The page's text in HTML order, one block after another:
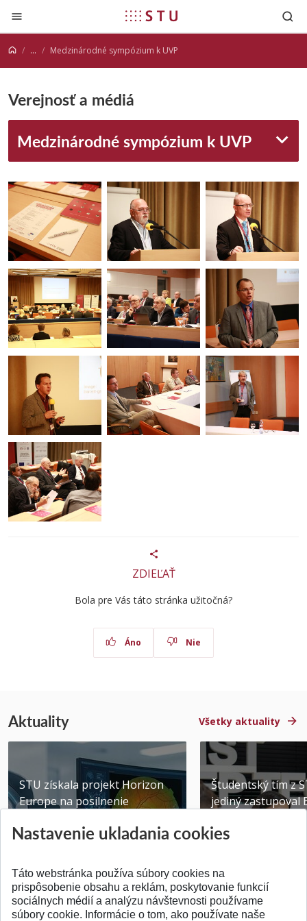
Prejsť na obsah
... Medzinárodné sympózium k UVP
Verejnosť a médiá
Medzinárodné sympózium k UVP
ZDIEĽAŤ
Bola pre Vás táto stránka užitočná?
Áno Nie
Aktuality Všetky aktuality
STU získala projekt Horizon
Europe na posilnenie
Publikované 31.07.2026
Študentský tím z
jediný zastupoval
Publikované
Nastavenie ukladania cookies
Táto webstránka používa súbory cookies na
prispôsobenie obsahu a reklám, poskytovanie funkcií
sociálnych médií a analýzu návštevnosti používame
súbory cookie. Informácie o tom, ako používate naše